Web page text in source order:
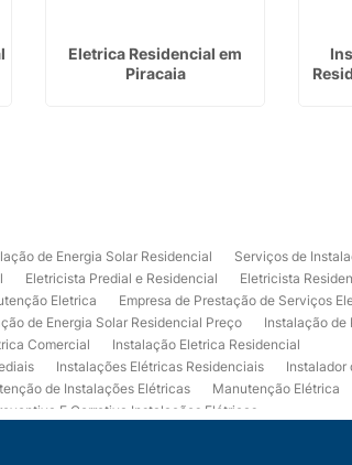
Eletrica Residencial em
Piracaia
de Energia Solar Residencial
Serviços de
Eletricista Predial e Residencial
Eletricista
Eletrica
Empresa de Prestação de Serviços
de Energia Solar Residencial Preço
Instalação de
Comercial
Instalação Eletrica Residencial
Instalações Elétricas Residenciais
Instalador
de Instalações Elétricas
Manutenção Elétrica
E Corretiva Instalações Elétricas